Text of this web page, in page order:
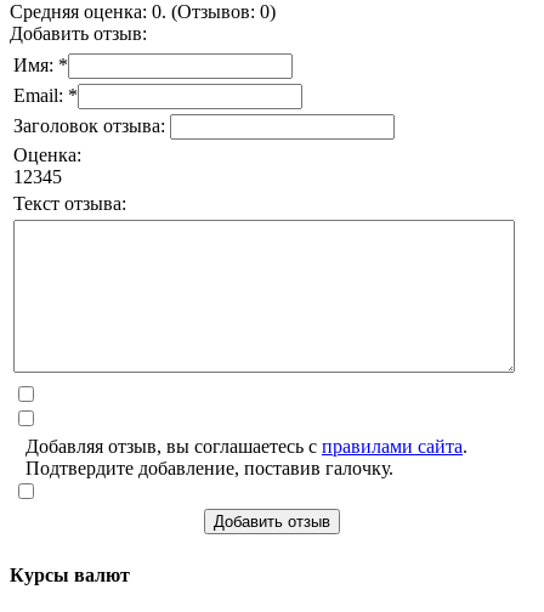
Средняя оценка: 0. (Отзывов: 0)
Добавить отзыв:
Имя: *
Email: *
Заголовок отзыва:
Оценка:
1 2345
Текст отзыва:
Добавляя отзыв, вы соглашаетесь с правилами сайта.
Подтвердите добавление, поставив галочку.
Добавить отзыв
Курсы валют